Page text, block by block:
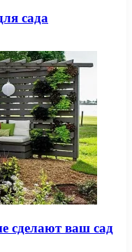
сада
сделают ваш сад